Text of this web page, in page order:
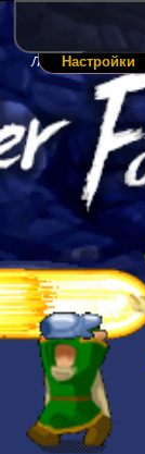
Логин:Настройки